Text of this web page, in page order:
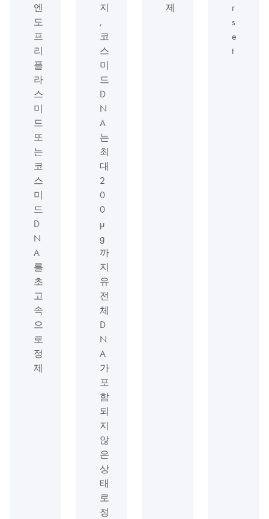
엔
도
프
리
플
라
스
미
드
또
는
코
스
미
드
D
N
A
를
초
고
속
으
로
정
제
지
,
코
스
미
드
D
N
A
는
최
대
2
0
0
μ
g
까
지
유
전
체
D
N
A
가
포
함
되
지
않
은
상
태
로
정
제
r
s
e
t